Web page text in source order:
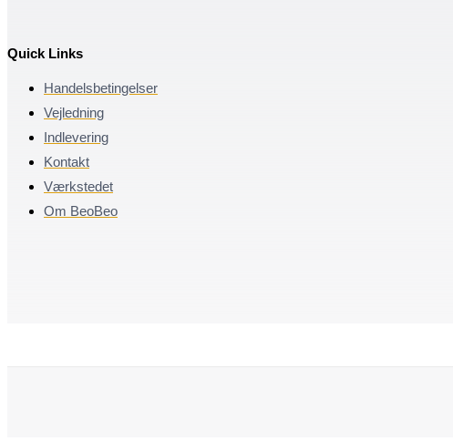
Quick Links
Handelsbetingelser
Vejledning
Indlevering
Kontakt
Værkstedet
Om BeoBeo